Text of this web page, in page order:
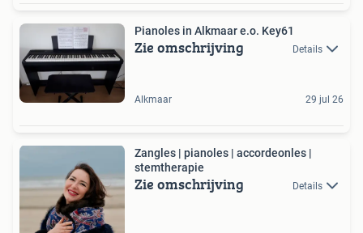
Pianoles in Alkmaar e.o. Key61
Zie omschrijving Details
Alkmaar 29 jul 26
Zangles | pianoles | accordeonles |
stemtherapie
Zie omschrijving Details